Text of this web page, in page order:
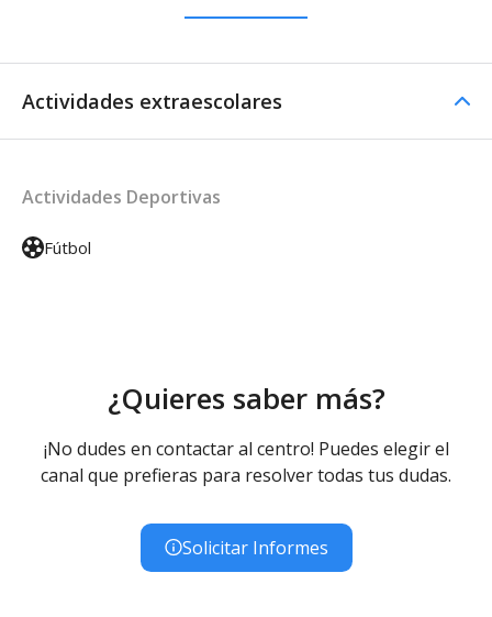
Actividades extraescolares
Actividades Deportivas
Fútbol
¿Quieres saber más?
¡No dudes en contactar al centro! Puedes elegir el
canal que prefieras para resolver todas tus dudas.
Solicitar Informes